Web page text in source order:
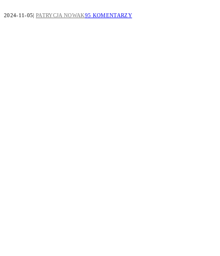
2024-11-05 PATRYCJA NOWAK95 KOMENTARZY